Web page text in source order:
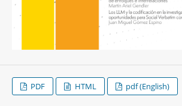
PDF HTML pdf (English)